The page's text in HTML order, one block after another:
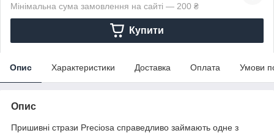
Мінімальна сума замовлення на сайті — 200 ₴
Купити
Опис Характеристики Доставка Оплата Умови
Опис
Пришивні стрази Preciosa справедливо займають одне з